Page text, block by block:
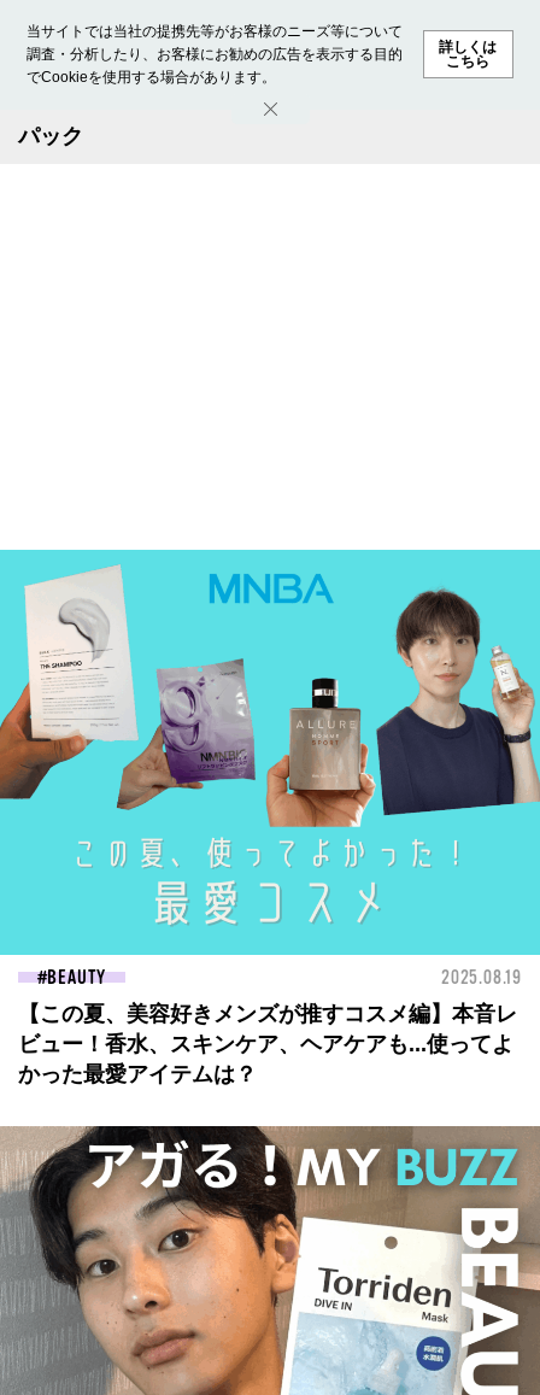
当サイトでは当社の提携先等がお客様のニーズ等について
調査・分析したり、お客様にお勧めの広告を表示する目的
でCookieを使用する場合があります。
詳しくは
こちら
ホーム モデル募集 ランキング ファッション ビューテ
パック
BEAUTY 2025.08.19
【この夏、美容好きメンズが推すコスメ編】本音レ
ビュー！香水、スキンケア、ヘアケアも...使ってよ
かった最愛アイテムは？